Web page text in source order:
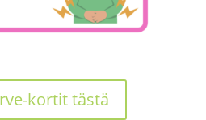
kortit tästä